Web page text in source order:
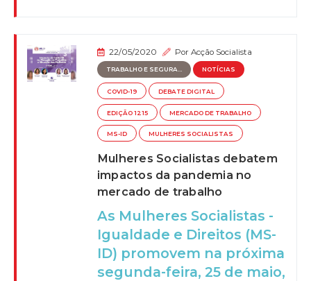
22/05/2020 PorAcção Socialista
TRABALHO E SEGURA... NOTÍCIAS
COVID-19 DEBATE DIGITAL
EDIÇÃO 1215 MERCADO DE TRABALHO
MS-ID MULHERES SOCIALISTAS
Mulheres Socialistas debatem
impactos da pandemia no
mercado de trabalho
As Mulheres Socialistas -
Igualdade e Direitos (MS-
ID) promovem na próxima
segunda-feira, 25 de maio,